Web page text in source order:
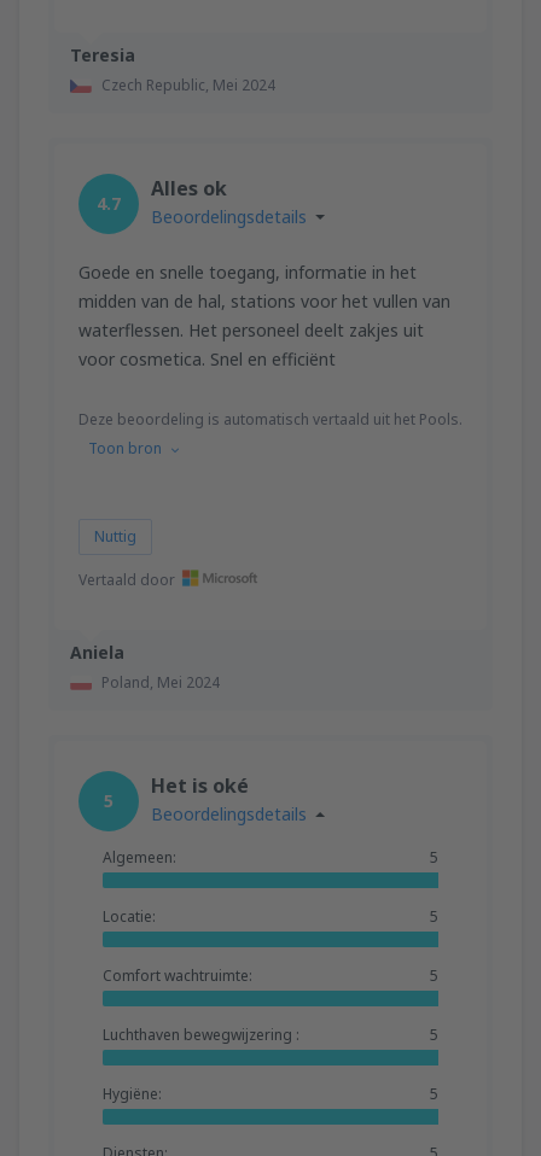
Teresia
Czech Republic, Mei 2024
Aniela
Poland, Mei 2024
4.7
Alles ok
Beoordelingsdetails
Goede en snelle toegang, informatie in het
midden van de hal, stations voor het vullen van
waterflessen. Het personeel deelt zakjes uit
voor cosmetica. Snel en efficiënt
Deze beoordeling is automatisch vertaald uit het Pools.
Toon bron
Nuttig
Vertaald door
5
Het is oké
Beoordelingsdetails
Algemeen: 5
Locatie: 5
Comfort wachtruimte: 5
Luchthaven bewegwijzering : 5
Hygiëne: 5